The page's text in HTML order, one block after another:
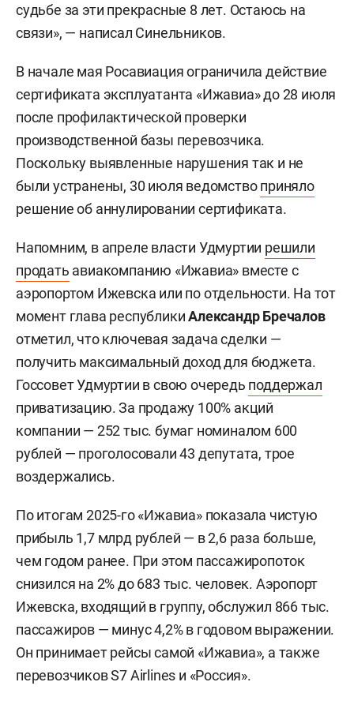
судьбе за эти прекрасные 8 лет. Остаюсь на
связи», — написал Синельников.
В начале мая Росавиация ограничила действие
сертификата эксплуатанта «Ижавиа» до 28 июля
после профилактической проверки
производственной базы перевозчика.
Поскольку выявленные нарушения так и не
были устранены, 30 июля ведомствоприняло
решение об аннулировании сертификата.
Напомним, в апреле власти Удмуртии решили
продать авиакомпанию «Ижавиа» вместе с
аэропортом Ижевска или по отдельности. На тот
момент глава республикиАлександр Бречалов
отметил, что ключевая задача сделки —
получить максимальный доход для бюджета.
Госсовет Удмуртии в свою очередь поддержал
приватизацию. За продажу 100% акций
компании — 252 тыс. бумаг номиналом 600
рублей — проголосовали 43 депутата, трое
воздержались.
По итогам 2025-го «Ижавиа» показала чистую
прибыль 1,7 млрд рублей — в 2,6 раза больше,
чем годом ранее. При этом пассажиропоток
снизился на 2% до 683 тыс. человек. Аэропорт
Ижевска, входящий в группу, обслужил 866 тыс.
пассажиров — минус 4,2% в годовом выражении.
Он принимает рейсы самой «Ижавиа», а также
перевозчиков S7 Airlines и «Россия».